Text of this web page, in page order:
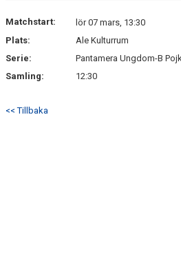
KONTAKT
Matchstart:
lör 07 mars, 13:30
Plats:
Ale Kulturrum
Serie:
Pantamera Ungdom-B
Samling:
12:30
<< Tillbaka